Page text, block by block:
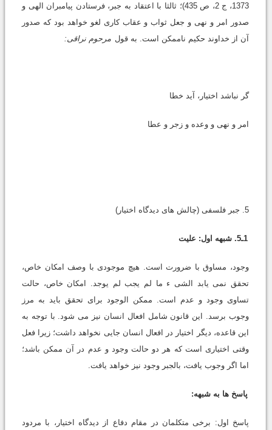
1373، ج 2، ص 435)؛ ثالثا با اعتقاد به جبر، فرستادن پیامبران الهى و
صدور امر و نهى و جعل ثواب و عقاب کارى لغو خواهد بود که صدور
آن از خداوند حکیم ناممکن است. به قول مرحوم نراقى:
گر نباشد اختیار، آید خطا
امر و نهى و وعده و زجر و عطا
5. جبر فلسفى (چالش هاى دیدگاه اختیار)
1ـ5. شبهه اول: علیت
وجود، مساوق با ضرورت است. هیچ موجودى با وصف امکان خاص،
تحقق نمى یابد الشى ء ما لم یجب لم یوجد. امکان خاص، حالت
تساوى وجود و عدم است. ممکن الوجود براى تحقق باید به مرز
وجوب برسد. این قانون شامل افعال انسان نیز مى شود. با توجه به
این قاعده، دیگر اختیار در افعال انسان جایى نخواهد داشت؛ زیرا فعل
وقتى اختیارى است که هر دو حالت وجود و عدم در آن ممکن باشد؛
اما اگر وجوب یافت، بالجبر وجود نیز خواهد یافت.
پاسخ ها به شبهه:
پاسخ اول: برخى متکلمان در مقام دفاع از دیدگاه اختیار، با مردود